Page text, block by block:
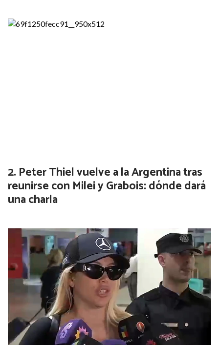
Peter Thiel vuelve a la Argentina tras
reunirse con Milei y Grabois: dónde dará
una charla